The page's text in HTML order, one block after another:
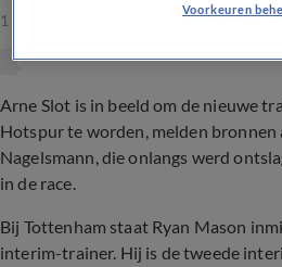
1 mei 2023, 16:33
Arne Slot is in beeld om de nieuwe
Hotspur te worden, melden bronnen
Nagelsmann, die onlangs werd
in de race.
Bij Tottenham staat Ryan Mason
interim-trainer. Hij is de tweede
Voorkeuren